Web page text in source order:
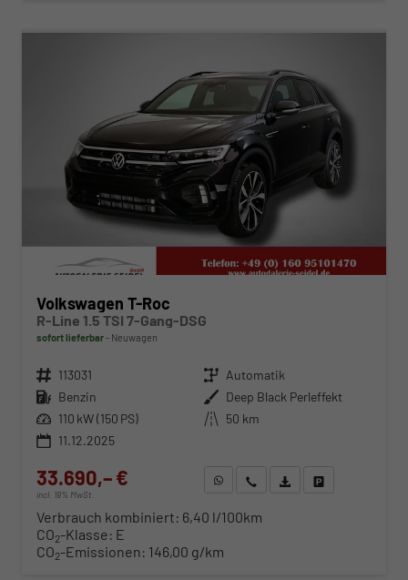
Volkswagen T-Roc
R-Line 1.5 TSI 7-Gang-DSG
sofort lieferbar Neuwagen
Fahrzeugnr. 113031 Getriebe Automatik
Kraftstoff Benzin Außenfarbe Deep Black Perleffekt
Leistung 110 kW (150 PS) Kilometerstand 50 km
11.12.2025
33.690,– €
incl. 19% MwSt.
WhatsApp anfragen
Wir rufen Sie anFahrzeugexposé (PDF)
Verbrauch kombiniert: 6,40 l/100km
CO2-Klasse: E
CO2-Emissionen: 146,00 g/km